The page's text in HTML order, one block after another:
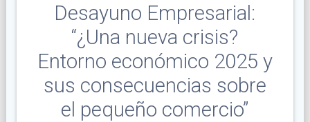
Desayuno Empresarial:
“¿Una nueva crisis?
Entorno económico 2025 y
sus consecuencias sobre
el pequeño comercio”